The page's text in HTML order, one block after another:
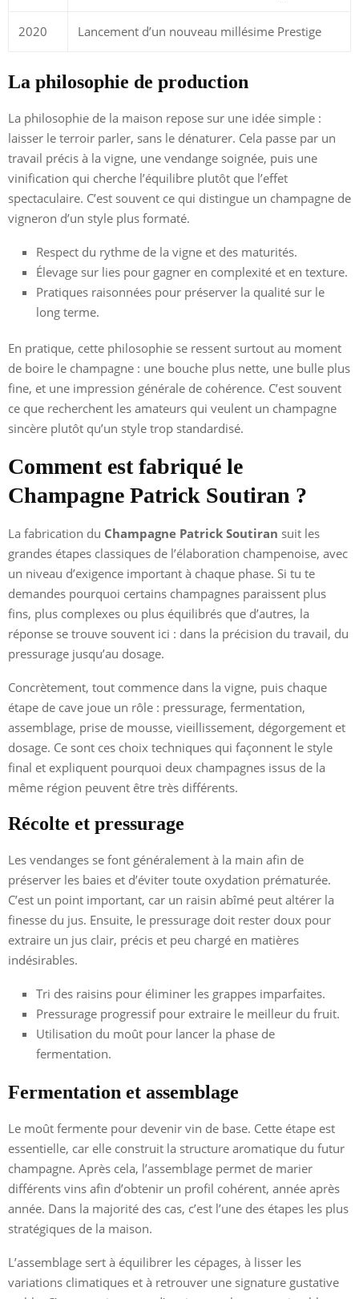
2020 Lancement d’un nouveau millésime Prestige
La philosophie de production
La philosophie de la maison repose sur une idée simple :
laisser le terroir parler, sans le dénaturer. Cela passe par un
travail précis à la vigne, une vendange soignée, puis une
vinification qui cherche l’équilibre plutôt que l’effet
spectaculaire. C’est souvent ce qui distingue un champagne de
vigneron d’un style plus formaté.
Respect du rythme de la vigne et des maturités.
Élevage sur lies pour gagner en complexité et en texture.
Pratiques raisonnées pour préserver la qualité sur le
long terme.
En pratique, cette philosophie se ressent surtout au moment
de boire le champagne : une bouche plus nette, une bulle plus
fine, et une impression générale de cohérence. C’est souvent
ce que recherchent les amateurs qui veulent un champagne
sincère plutôt qu’un style trop standardisé.
Comment est fabriqué le
Champagne Patrick Soutiran ?
La fabrication du Champagne Patrick Soutiran suit les
grandes étapes classiques de l’élaboration champenoise, avec
un niveau d’exigence important à chaque phase. Si tu te
demandes pourquoi certains champagnes paraissent plus
fins, plus complexes ou plus équilibrés que d’autres, la
réponse se trouve souvent ici : dans la précision du travail, du
pressurage jusqu’au dosage.
Concrètement, tout commence dans la vigne, puis chaque
étape de cave joue un rôle : pressurage, fermentation,
assemblage, prise de mousse, vieillissement, dégorgement et
dosage. Ce sont ces choix techniques qui façonnent le style
final et expliquent pourquoi deux champagnes issus de la
même région peuvent être très différents.
Récolte et pressurage
Les vendanges se font généralement à la main afin de
préserver les baies et d’éviter toute oxydation prématurée.
C’est un point important, car un raisin abîmé peut altérer la
finesse du jus. Ensuite, le pressurage doit rester doux pour
extraire un jus clair, précis et peu chargé en matières
indésirables.
Tri des raisins pour éliminer les grappes imparfaites.
Pressurage progressif pour extraire le meilleur du fruit.
Utilisation du moût pour lancer la phase de
fermentation.
Fermentation et assemblage
Le moût fermente pour devenir vin de base. Cette étape est
essentielle, car elle construit la structure aromatique du futur
champagne. Après cela, l’assemblage permet de marier
différents vins afin d’obtenir un profil cohérent, année après
année. Dans la majorité des cas, c’est l’une des étapes les plus
stratégiques de la maison.
L’assemblage sert à équilibrer les cépages, à lisser les
variations climatiques et à retrouver une signature gustative